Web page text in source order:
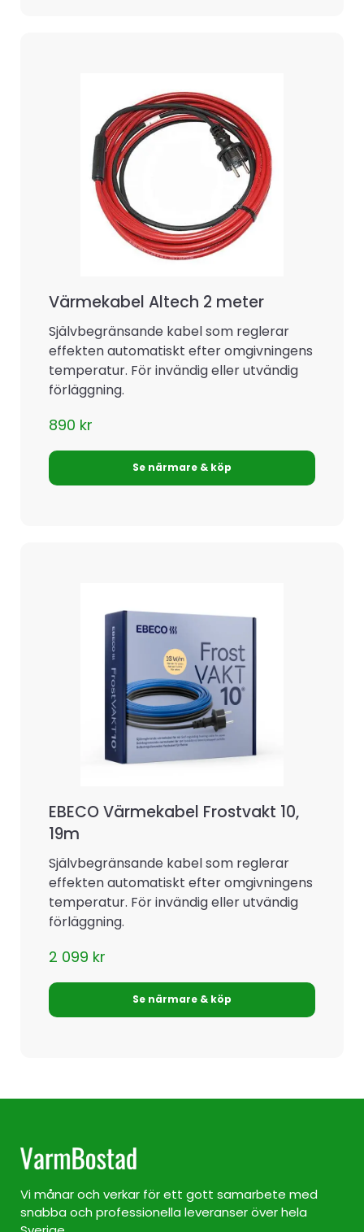
Värmekabel Altech 2 meter
Självbegränsande kabel som reglerar
effekten automatiskt efter omgivningens
temperatur. För invändig eller utvändig
förläggning.
890 kr
Se närmare & köp
EBECO Värmekabel Frostvakt 10,
19m
Självbegränsande kabel som reglerar
effekten automatiskt efter omgivningens
temperatur. För invändig eller utvändig
förläggning.
2 099 kr
Se närmare & köp
Vi månar och verkar för ett gott samarbete med
snabba och professionella leveranser över hela